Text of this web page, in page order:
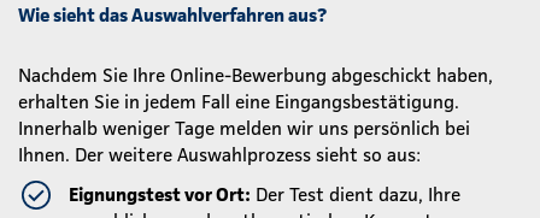
Wie sieht das Auswahlverfahren aus?
Nachdem Sie Ihre Online-Bewerbung abgeschickt haben,
erhalten Sie in jedem Fall eine Eingangsbestätigung.
Innerhalb weniger Tage melden wir uns persönlich bei
Ihnen. Der weitere Auswahlprozess sieht so aus:
Eignungstest vor Ort: Der Test dient dazu, Ihre